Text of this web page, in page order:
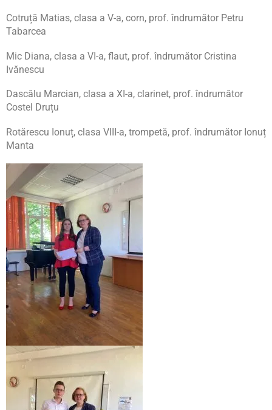
Cotruță Matias, clasa a V-a, corn, prof. îndrumător Petru
Tabarcea
Mic Diana, clasa a VI-a, flaut, prof. îndrumător Cristina
Ivănescu
Dascălu Marcian, clasa a XI-a, clarinet, prof. îndrumător
Costel Druțu
Rotărescu Ionuț, clasa VIII-a, trompetă, prof. îndrumător Ionuț
Manta